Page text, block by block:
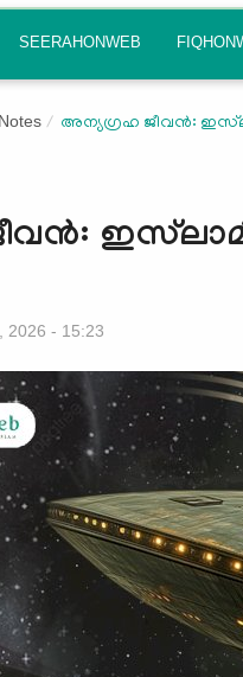
SEERAHONWEB
അന്യഗ്രഹ ജീവൻ:
2026 - 15:23